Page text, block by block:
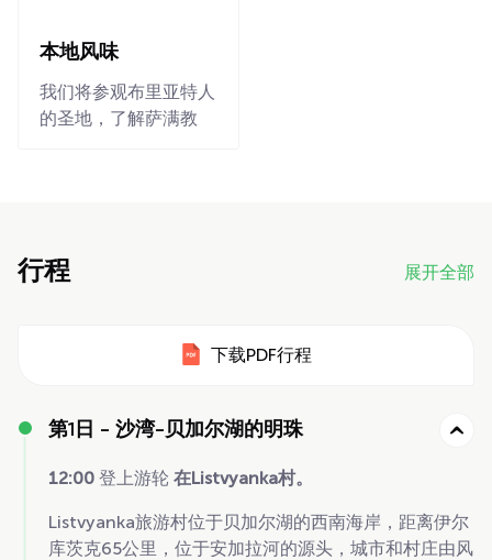
本地风味
我们将参观布里亚特人
的圣地，了解萨满教
行程 展开全部
下载PDF行程
第1日 - 沙湾-贝加尔湖的明珠
12:00 登上游轮 在Listvyanka村。
Listvyanka旅游村位于贝加尔湖的西南海岸，距离伊尔
库茨克65公里，位于安加拉河的源头，城市和村庄由风